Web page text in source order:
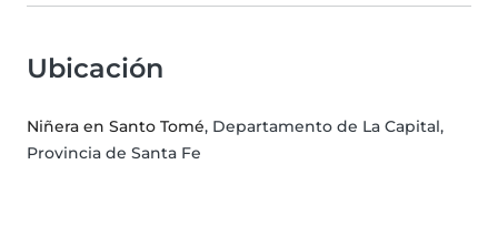
Ubicación
Niñera en Santo Tomé, Departamento de La Capital,
Provincia de Santa Fe